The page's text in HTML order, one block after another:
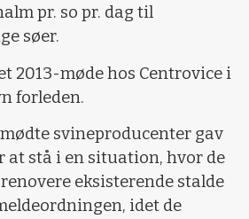
pr. so pr. dag til
søer.
2013-møde hos Centrovice i
forleden.
svineproducenter gav
at stå i en situation, hvor de
eksisterende stalde
idet de